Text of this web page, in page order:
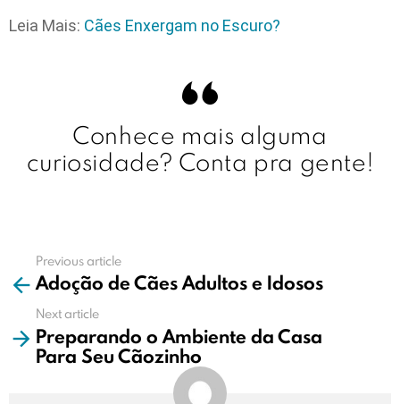
Leia Mais: Cães Enxergam no Escuro?
Conhece mais alguma
curiosidade? Conta pra gente!
more
Previous article
Adoção de Cães Adultos e Idosos
Next article
Preparando o Ambiente da Casa
Para Seu Cãozinho